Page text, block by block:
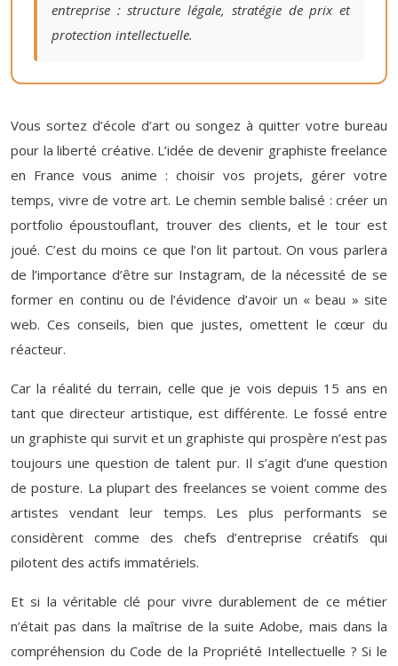
entreprise : structure légale, stratégie de prix et
protection intellectuelle.
Vous sortez d’école d’art ou songez à quitter votre bureau
pour la liberté créative. L’idée de devenir graphiste freelance
en France vous anime : choisir vos projets, gérer votre
temps, vivre de votre art. Le chemin semble balisé : créer un
portfolio époustouflant, trouver des clients, et le tour est
joué. C’est du moins ce que l’on lit partout. On vous parlera
de l’importance d’être sur Instagram, de la nécessité de se
former en continu ou de l’évidence d’avoir un « beau » site
web. Ces conseils, bien que justes, omettent le cœur du
réacteur.
Car la réalité du terrain, celle que je vois depuis 15 ans en
tant que directeur artistique, est différente. Le fossé entre
un graphiste qui survit et un graphiste qui prospère n’est pas
toujours une question de talent pur. Il s’agit d’une question
de posture. La plupart des freelances se voient comme des
artistes vendant leur temps. Les plus performants se
considèrent comme des chefs d’entreprise créatifs qui
pilotent des actifs immatériels.
Et si la véritable clé pour vivre durablement de ce métier
n’était pas dans la maîtrise de la suite Adobe, mais dans la
compréhension du Code de la Propriété Intellectuelle ? Si le